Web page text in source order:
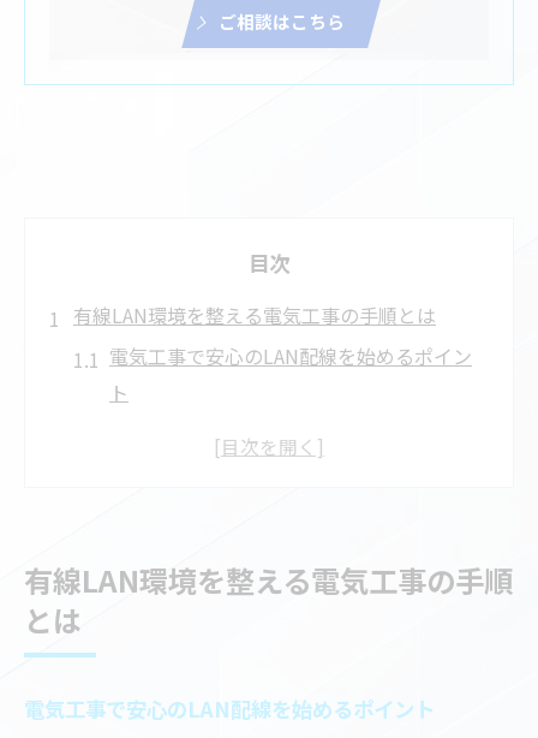
ご相談はこちら
目次
有線LAN環境を整える電気工事の手順とは
電気工事で安心のLAN配線を始めるポイン
ト
有線LAN導入に最適な電気工事の流れ解説
LAN配線で通信安定を実現する方法を紹介
LANモジュラージャック選びが安定の鍵
有線LAN環境を整える電気工事の手順
とは
電気工事で安心のLAN配線を始めるポイント